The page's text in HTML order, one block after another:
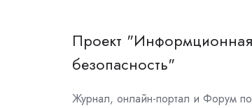
Проект "Информционная
безопасность"
Журнал, онлайн-портал и Форум по